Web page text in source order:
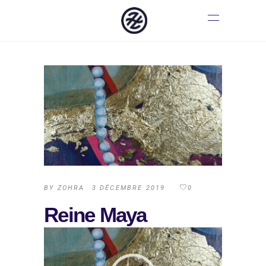
BY ZOHRA 3 DÉCEMBRE 2019 0
Reine Maya
Lecteur
vidéo